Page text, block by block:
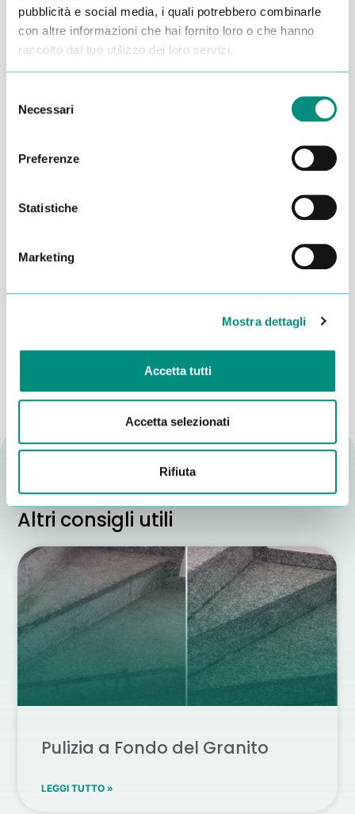
pubblicità e social media, i quali potrebbero combinarle
con altre informazioni che hai fornito loro o che hanno
raccolto dal tuo utilizzo dei loro servizi.
delNecessari
Preferenze
Statistiche
Marketing
Mostra dettagli
Accetta tutti
Accetta selezionati
Rifiuta
trattamento dei miei dati per essere ricontattato
Altri consigli utili
Pulizia a Fondo del Granito
LEGGI TUTTO »